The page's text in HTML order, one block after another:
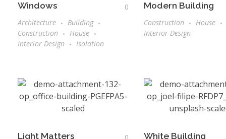
Windows
0
Architecture
Building
Construction
House
Interior Design
Isolation
Modern Building
Construction
House
Interior Design
Light Matters
0
White Building